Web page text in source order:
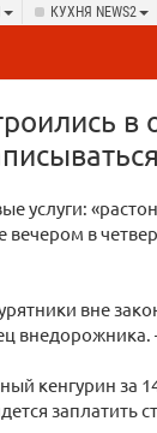
КУХНЯ NEWS2
в
услуги:
в
вне
кенгурин за
заплатить